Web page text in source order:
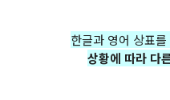
한글과 영어 상표
상황에 따라 다